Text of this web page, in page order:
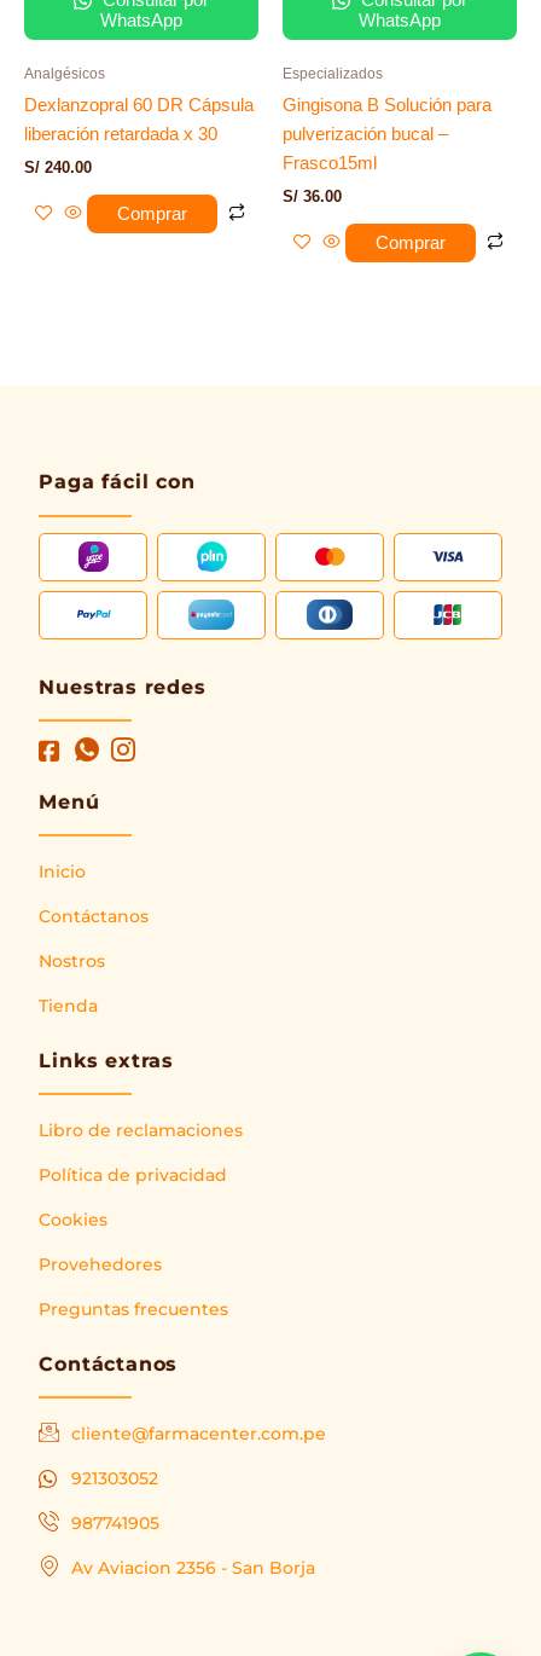
WhatsApp
Analgésicos
Dexlanzopral 60 DR Cápsula
liberación retardada x 30
S/ 240.00
Comprar
WhatsApp
Especializados
Gingisona B Solución para
pulverización bucal –
Frasco15ml
S/ 36.00
Comprar
Paga fácil con
Nuestras redes
Menú
Inicio
Contáctanos
Nostros
Tienda
Links extras
Libro de reclamaciones
Política de privacidad
Cookies
Provehedores
Preguntas frecuentes
Contáctanos
cliente@farmacenter.com.pe
921303052
987741905
Av Aviacion 2356 - San Borja